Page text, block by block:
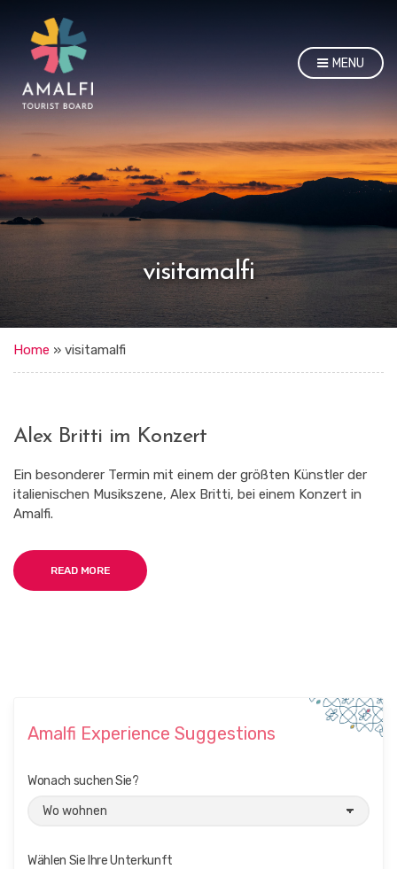
MENU
visitamalfi
Home » visitamalfi
Alex Britti im Konzert
Ein besonderer Termin mit einem der größten Künstler der
italienischen Musikszene, Alex Britti, bei einem Konzert in
Amalfi.
READ MORE
Amalfi Experience Suggestions
Wonach suchen Sie?
Wählen Sie Ihre Unterkunft